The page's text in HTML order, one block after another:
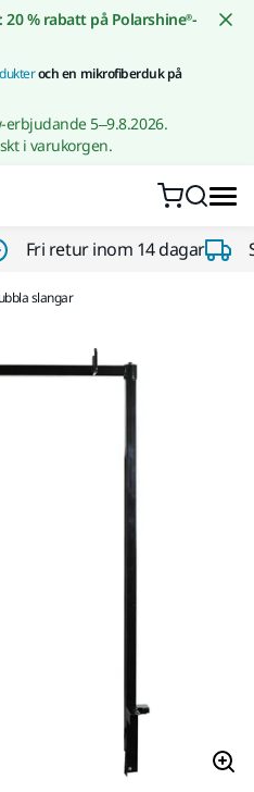
Gå till innehållet
% rabatt på Polarshine®-
och en mikrofiberduk på
erbjudande 5–9.8.2026.
i varukorgen.
Fri retur inom 14 dagar
slangar